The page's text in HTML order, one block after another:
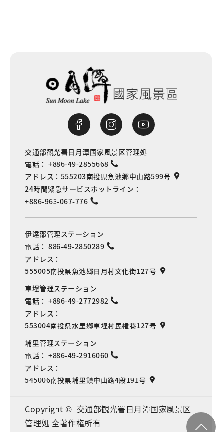
交通部観光署日月潭国家風景区管理処
電話： +886-49-2855668
アドレス： 555203南投県魚池郷中山路599号
24時間緊急サービスホットライン：
+886-963-067-776
伊達邵管理ステーション
電話： 886-49-2850289
アドレス：
555005南投県魚池郷日月村文化街127号
車埕管理ステーション
電話： +886-49-2772982
アドレス：
553004南投県水里鄉車埕村民権巷127号
埔里管理ステーション
電話： +886-49-2916060
アドレス：
545006南投県埔里鎮中山路4段191号
Copyright © 交通部観光署日月潭国家風景区
管理処 全著作権所有